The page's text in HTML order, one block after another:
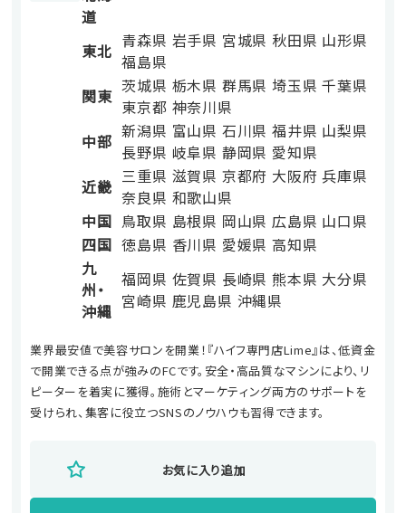
道
東北 青森県 岩手県 宮城県 秋田県 山形県
福島県
関東 茨城県 栃木県 群馬県 埼玉県 千葉県
東京都 神奈川県
中部 新潟県 富山県 石川県 福井県 山梨県
長野県 岐阜県 静岡県 愛知県
近畿 三重県 滋賀県 京都府 大阪府 兵庫県
奈良県 和歌山県
中国 鳥取県 島根県 岡山県 広島県 山口県
四国 徳島県 香川県 愛媛県 高知県
九
州・
沖縄
福岡県 佐賀県 長崎県 熊本県 大分県
宮崎県 鹿児島県 沖縄県
業界最安値で美容サロンを開業！『ハイフ専門店Lime』は、低資金
で開業できる点が強みのFCです。安全・高品質なマシンにより、リ
ピーターを着実に獲得。施術とマーケティング両方のサポートを
受けられ、集客に役立つSNSのノウハウも習得できます。
お気に入り追加